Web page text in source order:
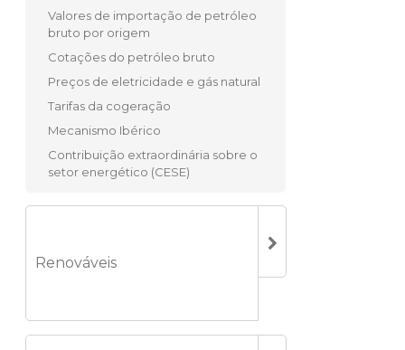
Valores de importação de petróleo
bruto por origem
Cotações do petróleo bruto
Preços de eletricidade e gás natural
Tarifas da cogeração
Mecanismo Ibérico
Contribuição extraordinária sobre o
setor energético (CESE)
Renováveis